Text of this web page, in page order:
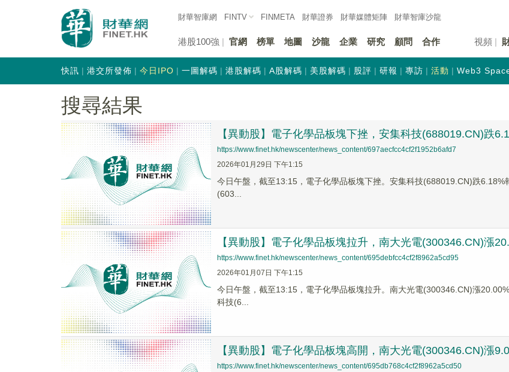
財華智庫網 FINTV FINMETA 財華證券 財華媒體矩陣 財華智庫沙龍
港股100強 官網 榜單 地圖 沙龍 企業 研究 顧問 合作 視頻
快訊 港交所發佈 今日IPO 一圖解碼 港股解碼 A股解碼 美股解碼 股評 研報 專訪 活動 Web3
搜尋結果
【異動股】電子化學品板塊下挫，安集科技(688019.CN)跌
https://www.finet.hk/newscenter/news_content/697aecfcc4cf2f1952b6afd7
2026年01月29日 下午1:15
今日午盤，截至13:15，電子化學品板塊下挫。安集科技(688019.CN)跌
(603...
【異動股】電子化學品板塊拉升，南大光電(300346.CN)漲
https://www.finet.hk/newscenter/news_content/695debfcc4cf2f8962a5cd95
2026年01月07日 下午1:15
今日午盤，截至13:15，電子化學品板塊拉升。南大光電(300346.CN)漲
科技(6...
【異動股】電子化學品板塊高開，南大光電(300346.CN)漲
https://www.finet.hk/newscenter/news_content/695db768c4cf2f8962a5cd50